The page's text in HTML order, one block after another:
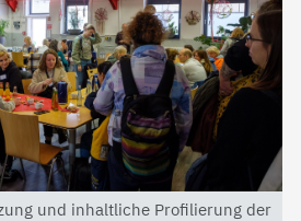
und inhaltliche Profilierung der